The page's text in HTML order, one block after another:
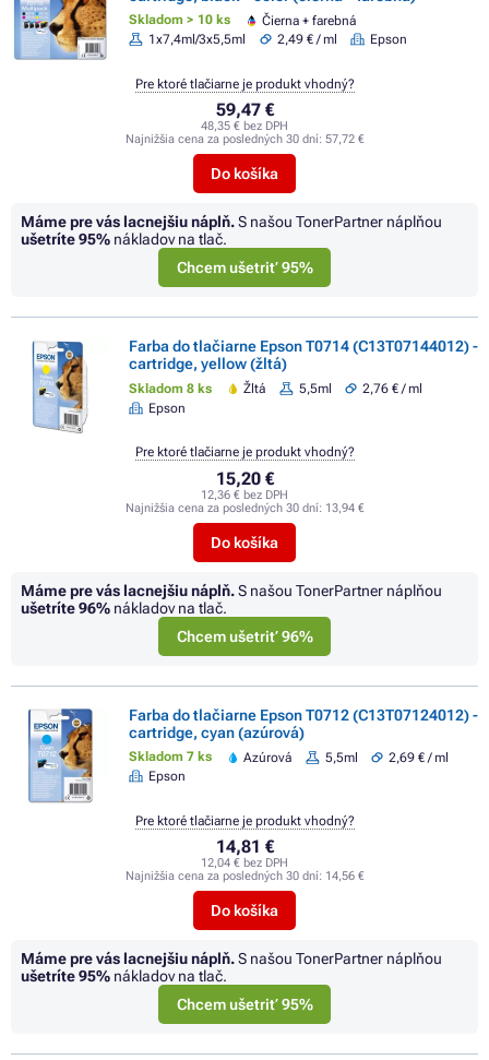
Skladom > 10 ks
Čierna + farebná
1x7,4ml/3x5,5ml
2,49 € / ml Epson
59,47 €
48,35 € bez DPH
Najnižšia cena za posledných 30 dní: 57,72 €
Do košíka
Pre ktoré tlačiarne je produkt vhodný?
Máme pre vás lacnejšiu náplň.S našou TonerPartner náplňou
ušetríte95% nákladov na tlač.
Chcem ušetriť 95%
Farba do tlačiarne Epson T0714 (C13T07144012) -
cartridge, yellow (žltá)
Skladom 8 ks Žltá 5,5ml
2,76 € / ml
Epson
15,20 €
12,36 € bez DPH
Najnižšia cena za posledných 30 dní: 13,94 €
Do košíka
Pre ktoré tlačiarne je produkt vhodný?
Máme pre vás lacnejšiu náplň.S našou TonerPartner náplňou
ušetríte96% nákladov na tlač.
Chcem ušetriť 96%
Farba do tlačiarne Epson T0712 (C13T07124012) -
cartridge, cyan (azúrová)
Skladom 7 ks Azúrová 5,5ml
2,69 € / ml
Epson
14,81 €
12,04 € bez DPH
Najnižšia cena za posledných 30 dní: 14,56 €
Do košíka
Pre ktoré tlačiarne je produkt vhodný?
Máme pre vás lacnejšiu náplň.S našou TonerPartner náplňou
ušetríte95% nákladov na tlač.
Chcem ušetriť 95%